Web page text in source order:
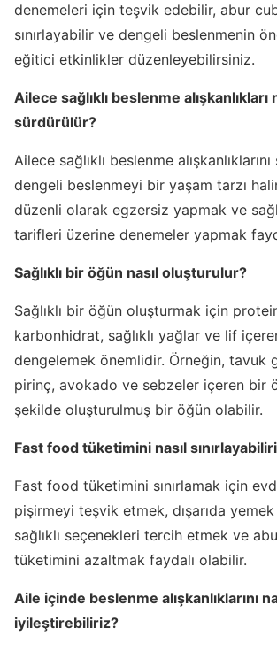
denemeleri için teşvik edebilir, abur
sınırlayabilir ve dengeli beslenmenin
eğitici etkinlikler düzenleyebilirsiniz.
Ailece sağlıklı beslenme alışkanlıkları
sürdürülür?
Ailece sağlıklı beslenme
dengeli beslenmeyi bir yaşam tarzı
düzenli olarak egzersiz yapmak ve
tarifleri üzerine denemeler yapmak
Sağlıklı bir öğün nasıl oluşturulur?
Sağlıklı bir öğün oluşturmak için
karbonhidrat, sağlıklı yağlar ve lif
dengelemek önemlidir. Örneğin, tavuk
pirinç, avokado ve sebzeler içeren bir
şekilde oluşturulmuş bir öğün olabilir.
Fast food tüketimini nasıl
Fast food tüketimini sınırlamak için
pişirmeyi teşvik etmek, dışarıda
sağlıklı seçenekleri tercih etmek ve
tüketimini azaltmak faydalı olabilir.
Aile içinde beslenme alışkanlıklarını
iyileştirebiliriz?